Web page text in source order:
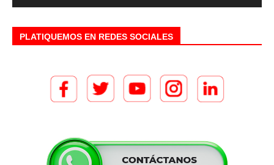
PLATIQUEMOS EN REDES SOCIALES